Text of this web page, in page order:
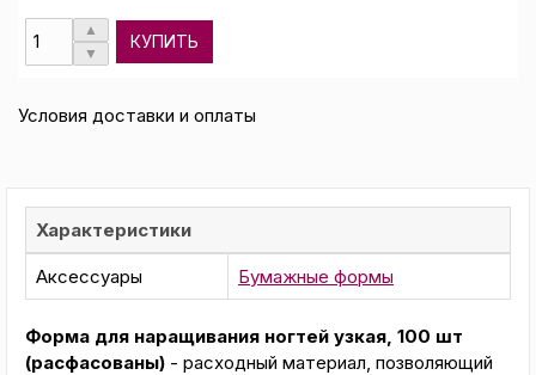
КУПИТЬ
Условия доставки и оплаты
Характеристики
Аксессуары Бумажные формы
Форма для наращивания ногтей узкая, 100 шт
(расфасованы) - расходный материал, позволяющий